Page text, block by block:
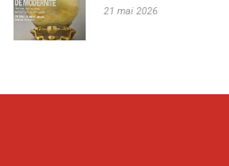
21 mai 2026